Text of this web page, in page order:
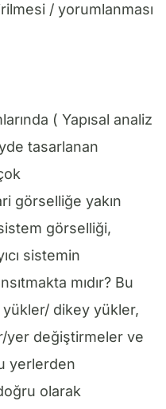
/ yorumlanması
( Yapısal analiz
tasarlanan
görselliğe yakın
görselliği,
sistemin
mıdır? Bu
dikey yükler,
yer değiştirmeler ve
yerlerden
olarak